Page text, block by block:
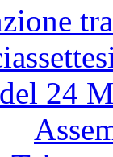
24